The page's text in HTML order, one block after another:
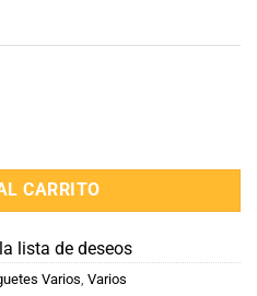
CARRITO
lista de deseos
Varios Varios